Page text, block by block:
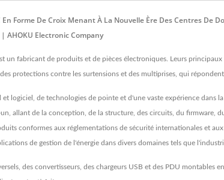
Forme De Croix Menant À La Nouvelle Ère Des Centres
AHOKU Electronic Company
un fabricant de produits et de pièces électroniques. Leurs
protections contre les surtensions et des multiprises, qui
logiciel, de technologies de pointe et d'une vaste expérience
allant de la conception, de la structure, des circuits, du firmware,
conformes aux réglementations de sécurité internationales et
de gestion de l'énergie dans divers domaines tels que
des convertisseurs, des chargeurs USB et des PDU montables